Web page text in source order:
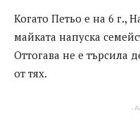
Когато Петьо е на 6 г.,
майката напуска
Оттогава не е търсила
от тях.
-